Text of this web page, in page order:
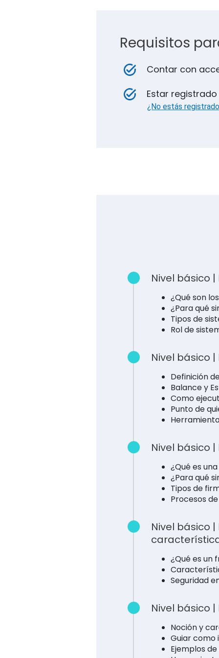
Requisitos
Contar con
Estar registrado
¿No estás
Nivel básico
¿Qué son
¿Para qué
Tipos de
Rol de
Nivel básico
Definición
Balance y
Como
Punto de
Nivel básico
¿Qué es
¿Para qué
Tipos de
Procesos
Nivel básico
¿Qué es un
Seguridad
Nivel básico
Noción y
Guiar como
Ejemplos